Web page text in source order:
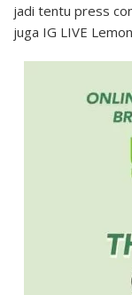
jadi tentu press
juga IG LIVE